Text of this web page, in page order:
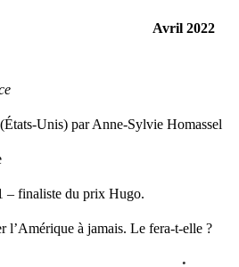
Avril 2022
Unis) par Anne-Sylvie Homassel
– finaliste du prix Hugo.
l’Amérique à jamais. Le fera-t-elle ?
•